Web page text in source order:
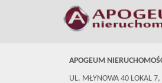
APOGEUM
UL. MŁYNOWA 40 LOKAL 7,